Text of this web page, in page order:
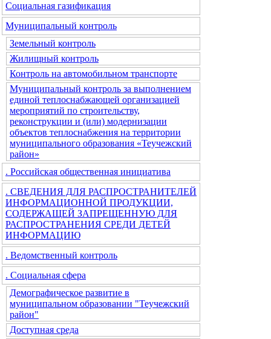
Социальная газификация
Муниципальный контроль
Земельный контроль
Жилищный контроль
Контроль на автомобильном транспорте
Муниципальный контроль за выполнением
единой теплоснабжающей организацией
мероприятий по строительству,
реконструкции и (или) модернизации
объектов теплоснабжения на территории
муниципального образования «Теучежский
район»
. Российская общественная инициатива
. СВЕДЕНИЯ ДЛЯ РАСПРОСТРАНИТЕЛЕЙ
ИНФОРМАЦИОННОЙ ПРОДУКЦИИ,
СОДЕРЖАЩЕЙ ЗАПРЕЩЕННУЮ ДЛЯ
РАСПРОСТРАНЕНИЯ СРЕДИ ДЕТЕЙ
ИНФОРМАЦИЮ
. Ведомственный контроль
. Социальная сфера
Демографическое развитие в
муниципальном образовании "Теучежский
район"
Доступная среда